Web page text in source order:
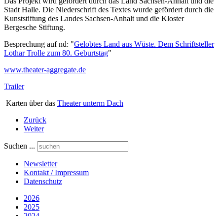
Stadt Halle. Die Niederschrift des Textes wurde gefördert durch die
Kunststiftung des Landes Sachsen-Anhalt und die Kloster
Bergesche Stiftung.
Besprechung auf nd: "Gelobtes Land aus Wüste. Dem Schriftsteller
Lothar Trolle zum 80. Geburtstag"
www.theater-aggregate.de
Trailer
Karten über das Theater unterm Dach
Zurück
Weiter
Suchen ...
Newsletter
Kontakt / Impressum
Datenschutz
2026
2025